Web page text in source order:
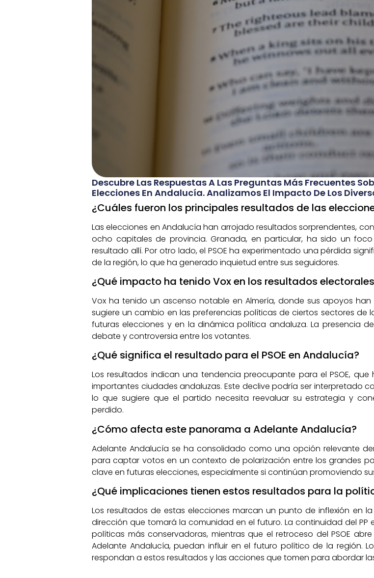
Descubre Las Respuestas A Las Preguntas Más Frecuentes
Elecciones En Andalucía. Analizamos El Impacto De Los
¿Cuáles fueron los principales resultados de las
Las elecciones en Andalucía han arrojado resultados sorprendentes,
ocho capitales de provincia. Granada, en particular, ha sido un
resultado allí. Por otro lado, el PSOE ha experimentado una pérdida
de la región, lo que ha generado inquietud entre sus seguidores.
¿Qué impacto ha tenido Vox en los resultados
Vox ha tenido un ascenso notable en Almería, donde sus apoyos
sugiere un cambio en las preferencias políticas de ciertos sectores de
futuras elecciones y en la dinámica política andaluza. La presencia
debate y controversia entre los votantes.
¿Qué significa el resultado para el PSOE en Andalucía?
Los resultados indican una tendencia preocupante para el PSOE,
importantes ciudades andaluzas. Este declive podría ser interpretado
lo que sugiere que el partido necesita reevaluar su estrategia y
perdido.
¿Cómo afecta este panorama a Adelante Andalucía?
Adelante Andalucía se ha consolidado como una opción relevante
para captar votos en un contexto de polarización entre los grandes
clave en futuras elecciones, especialmente si continúan promoviendo
¿Qué implicaciones tienen estos resultados para la
Los resultados de estas elecciones marcan un punto de inflexión en
dirección que tomará la comunidad en el futuro. La continuidad del
políticas más conservadoras, mientras que el retroceso del PSOE
Adelante Andalucía, puedan influir en el futuro político de la región.
respondan a estos resultados y las acciones que tomen para abordar